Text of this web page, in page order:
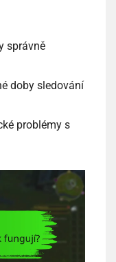
správně
doby sledování
problémy s